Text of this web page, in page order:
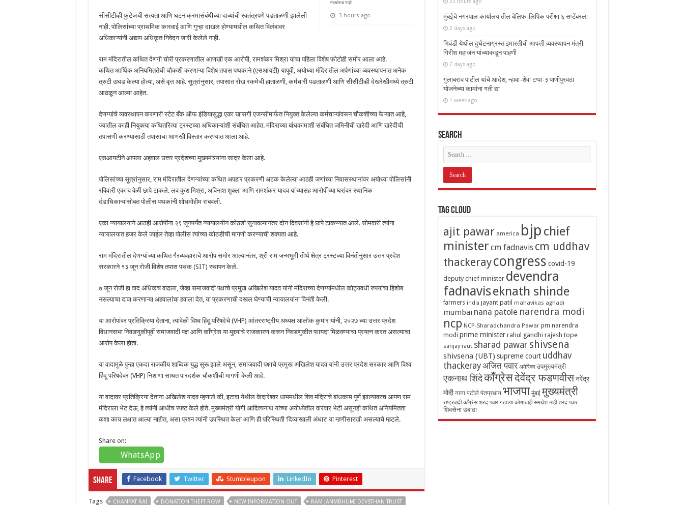
मंत्र्यांनाच नाही
3 hours ago
सीसीटीव्ही फुटेजची सत्यता आणि घटनाक्रमासंबंधीच्या दाव्यांची स्वतंत्रपणे पडताळणी झालेली
नाही. पोलिसांच्या प्राथमिक कारवाई आणि गुन्हा दाखल होण्यामधील कथित विलंबावर
अधिकाऱ्यांनी अद्याप अधिकृत निवेदन जारी केलेले नाही.
राम मंदिरातील कथित देणगी चोरी प्रकरणातील आणखी एक आरोपी, रामशंकर मिश्रा यांचा पहिला विशेष फोटोही समोर आला आहे.
कथित आर्थिक अनियमिततेची चौकशी करणाऱ्या विशेष तपास पथकाने (एसआयटी) यापूर्वी, अयोध्या मंदिरातील अर्पणांच्या व्यवस्थापनात अनेक
त्रुटी उघड केल्या होत्या, असे वृत्त आहे. सूत्रांनुसार, तपासात रोख रकमेची हाताळणी, कर्मचारी पडताळणी आणि सीसीटीव्ही देखरेखीमध्ये त्रुटी
आढळून आल्या आहेत.
देणग्यांचे व्यवस्थापन करणारी स्टेट बँक ऑफ इंडियासुद्धा एका खासगी एजन्सीमार्फत नियुक्त केलेल्या कर्मचाऱ्यांवरून चौकशीच्या फेऱ्यात आहे,
ज्यातील काही नियुक्त्या कथितरित्या ट्रस्टच्या अधिकाऱ्यांशी संबंधित आहेत. मंदिराच्या बांधकामाशी संबंधित जमिनीची खरेदी आणि खरेदीची
तपासणी करण्यासाठी तपासाचा आणखी विस्तार करण्यात आला आहे.
एसआयटीने आपला अहवाल उत्तर प्रदेशच्या मुख्यमंत्र्यांना सादर केला आहे.
पोलिसांच्या सूत्रांनुसार, राम मंदिरातील देणग्यांच्या कथित अपहार प्रकरणी अटक केलेल्या आठही जणांच्या निवासस्थानांवर अयोध्या पोलिसांनी
रविवारी एकाच वेळी छापे टाकले. लव कुश मिश्रा, अविनाश शुक्ला आणि रामशंकर यादव यांच्यासह आरोपींच्या घरांवर स्थानिक
दंडाधिकाऱ्यांसोबत पोलीस पथकांनी शोधमोहीम राबवली.
एका न्यायालयाने आठही आरोपींना २९ जूनपर्यंत न्यायालयीन कोठडी सुनावल्यानंतर दोन दिवसांनी हे छापे टाकण्यात आले. सोमवारी त्यांना
न्यायालयात हजर केले जाईल तेव्हा पोलीस त्यांच्या कोठडीची मागणी करण्याची शक्यता आहे.
राम मंदिरातील देणग्यांच्या कथित गैरव्यवहाराचे आरोप समोर आल्यानंतर, श्री राम जन्मभूमी तीर्थ क्षेत्र ट्रस्टच्या विनंतीनुसार उत्तर प्रदेश
सरकारने १३ जून रोजी विशेष तपास पथक (SIT) स्थापन केले.
७ जून रोजी हा वाद अधिकच वाढला, जेव्हा समाजवादी पक्षाचे प्रमुख अखिलेश यादव यांनी मंदिराच्या देणग्यांमधील कोट्यवधी रुपयांचा हिशोब
नसल्याचा दावा करणाऱ्या अहवालांचा हवाला देत, या प्रकरणाची दखल घेण्याची न्यायालयांना विनंती केली.
या आरोपांवर प्रतिक्रिया देताना, त्यावेळी विश्व हिंदू परिषदेचे (VHP) आंतरराष्ट्रीय अध्यक्ष आलोक कुमार यांनी, २०२७ च्या उत्तर प्रदेश
विधानसभा निवडणुकीपूर्वी समाजवादी पक्ष आणि काँग्रेस या मुद्द्याचे राजकारण करून निवडणुकीत फायदा मिळवण्याचा प्रयत्न करत असल्याचा
आरोप केला होता.
या वादामुळे पुन्हा एकदा राजकीय शाब्दिक युद्ध सुरू झाले असून, समाजवादी पक्षाचे प्रमुख अखिलेश यादव यांनी उत्तर प्रदेश सरकार आणि विश्व
हिंदू परिषदेवर (VHP) निशाणा साधत पारदर्शक चौकशीची मागणी केली आहे.
या वादावर प्रतिक्रिया देताना अखिलेश यादव म्हणाले की, इटावा येथील केदारेश्वर धाममधील शिव मंदिराचे बांधकाम पूर्ण झाल्यावरच आपण राम
मंदिराला भेट देऊ, हे त्यांनी आधीच स्पष्ट केले होते. मुख्यमंत्री योगी आदित्यनाथ यांच्या अयोध्येतील वारंवार भेटी असूनही कथित अनियमितता
कशा काय लक्षात आल्या नाहीत, असा प्रश्न त्यांनी उपस्थित केला आणि ही परिस्थिती ‘दिव्याखाली अंधार’ या म्हणीसारखी असल्याचे म्हटले.
Share on:
WhatsApp
Share Facebook Twitter Stumbleupon LinkedIn Pinterest
Tags CHANPAT RAI DONATION THEFT ROW NEW INFORMATION OUT
RAM JANMBHUMI DEVSTHAN TRUST
मुंबईचे नगरपाल कार्यालयातील बेलिफ-लिपिक परीक्षा ६ सप्टेंबरला
2 days ago
भिवंडी येथील दुर्घटनाग्रस्त इमारतीची आपत्ती व्यवस्थापन मंत्री
गिरीश महाजन यांच्याकडून पाहणी
7 days ago
गुलाबराव पाटील यांचे आदेश, न्हावा-शेवा टप्पा-३ पाणीपुरवठा
योजनेच्या कामांना गती द्या
1 week ago
Search
Tag Cloud
ajit pawar america bjp chief
minister cm fadnavis cm uddhav
thackeraycongress covid-19
deputy chief minister devendra
fadnaviseknath shinde
farmers india jayant patil mahavikas aghadi
mumbai nana patole narendra modi
ncp NCP-Sharadchandra Pawar pm narendra
modi prime minister rahul gandhi rajesh tope
sanjay raut sharad pawar shivsena
shivsena (UBT) supreme court uddhav
thackerayअजित पवार अमेरिका उपमुख्यमंत्री
एकनाथ शिंदेकाँग्रेसदेवेंद्र फडणवीस नरेंद्र
मोदी नाना पटोले पंतप्रधान भाजपा मुंबई मुख्यमंत्री
राष्ट्रवादी काँग्रेस शरद पवार गटाच्या कोणाचाही समावेश नाही शरद पवार
शिवसेना उबाठा